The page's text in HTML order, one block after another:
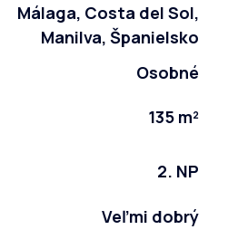
Málaga, Costa del Sol,
Manilva, Španielsko
Osobné
135 m²
2. NP
Veľmi dobrý